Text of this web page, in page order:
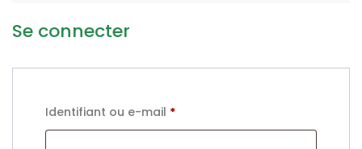
Se connecter
Identifiant ou e-mail *